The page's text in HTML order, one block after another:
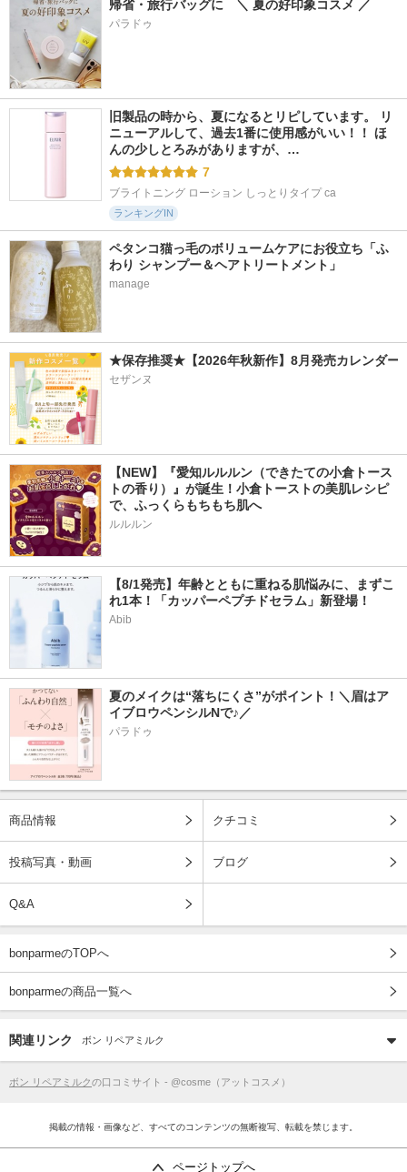
帰省・旅行バッグに　＼ 夏の好印象コスメ ／
パラドゥ
旧製品の時から、夏になるとリピしています。 リ
ニューアルして、過去1番に使用感がいい！！ ほ
んの少しとろみがありますが、…
7
ブライトニング ローション しっとりタイプ ca
ランキングIN
ペタンコ猫っ毛のボリュームケアにお役立ち「ふ
わり シャンプー＆ヘアトリートメント」
manage
★保存推奨★【2026年秋新作】8月発売カレンダー
セザンヌ
【NEW】『愛知ルルルン（できたての小倉トース
トの香り）』が誕生！小倉トーストの美肌レシピ
で、ふっくらもちもち肌へ
ルルルン
【8/1発売】年齢とともに重ねる肌悩みに、まずこ
れ1本！「カッパーペプチドセラム」新登場！
Abib
夏のメイクは“落ちにくさ”がポイント！＼眉はア
イブロウペンシルNで♪／
パラドゥ
商品情報 クチコミ
投稿写真・動画 ブログ
Q&A
bonparmeのTOPへ
bonparmeの商品一覧へ
関連リンク ボン リペアミルク
ボン リペアミルクの口コミサイト - @cosme（アットコスメ）
掲載の情報・画像など、すべてのコンテンツの無断複写、転載を禁じます。
ページトップへ